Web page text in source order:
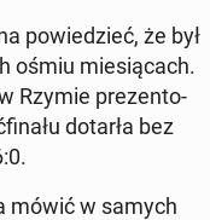
po­wie­dzieć, że był
ośmiu mie­sią­cach.
Rzymie pre­zen­to­
dotarła bez
mówić w samych